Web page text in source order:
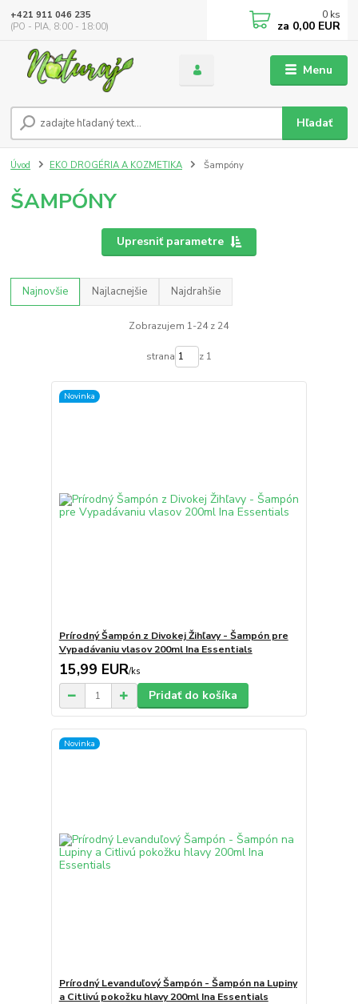
Menu
Hľadať
+421 911 046 235
(PO - PIA, 8:00 - 18:00)
0 ks
za 0,00 EUR
Úvod EKO DROGÉRIA A KOZMETIKA Šampóny
ŠAMPÓNY
Upresniť parametre
Najnovšie Najlacnejšie Najdrahšie
Zobrazujem 1-24 z 24
strana z 1
Novinka
Prírodný Šampón z Divokej Žihľavy - Šampón pre
Vypadávaniu vlasov 200ml Ina Essentials
15,99 EUR/ks
Pridať do košíka
Novinka
Prírodný Levanduľový Šampón - Šampón na Lupiny
a Citlivú pokožku hlavy 200ml Ina Essentials